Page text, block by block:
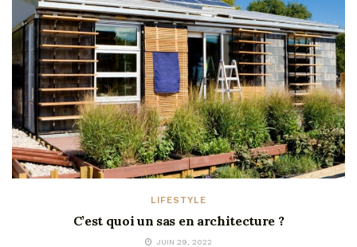
LIFESTYLE
C’est quoi un sas en architecture ?
JUIN 29, 2022